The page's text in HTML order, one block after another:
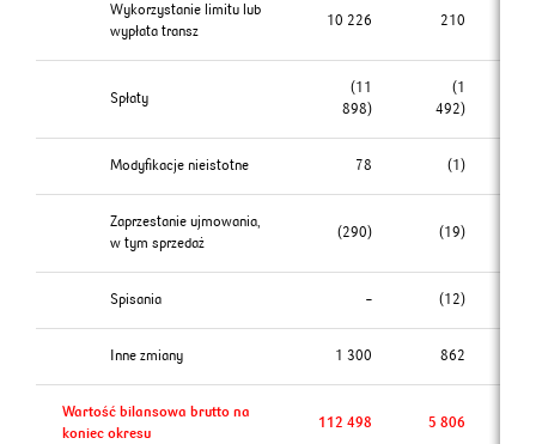
Wykorzystanie limitu lub
wypłata transz
10 226 210
Spłaty
(11
898)
(1
492)
Modyfikacje nieistotne 78 (1)
Zaprzestanie ujmowania,
w tym sprzedaż
(290) (19)
Spisania – (12)
Inne zmiany 1 300 862
Wartość bilansowa brutto na
koniec okresu
112 498 5 806